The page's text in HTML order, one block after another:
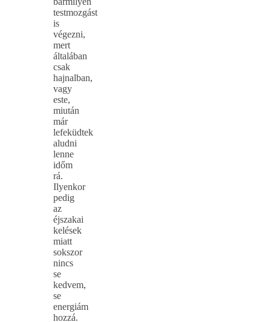
testmozgást
is
végezni,
mert
általában
csak
hajnalban,
vagy
este,
miután
már
lefeküdtek
aludni
lenne
időm
rá.
Ilyenkor
pedig
az
éjszakai
kelések
miatt
sokszor
nincs
se
kedvem,
se
energiám
hozzá.